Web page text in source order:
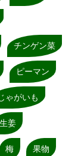
チンゲン菜
ピーマン
ゃがいも
生姜
梅 果物